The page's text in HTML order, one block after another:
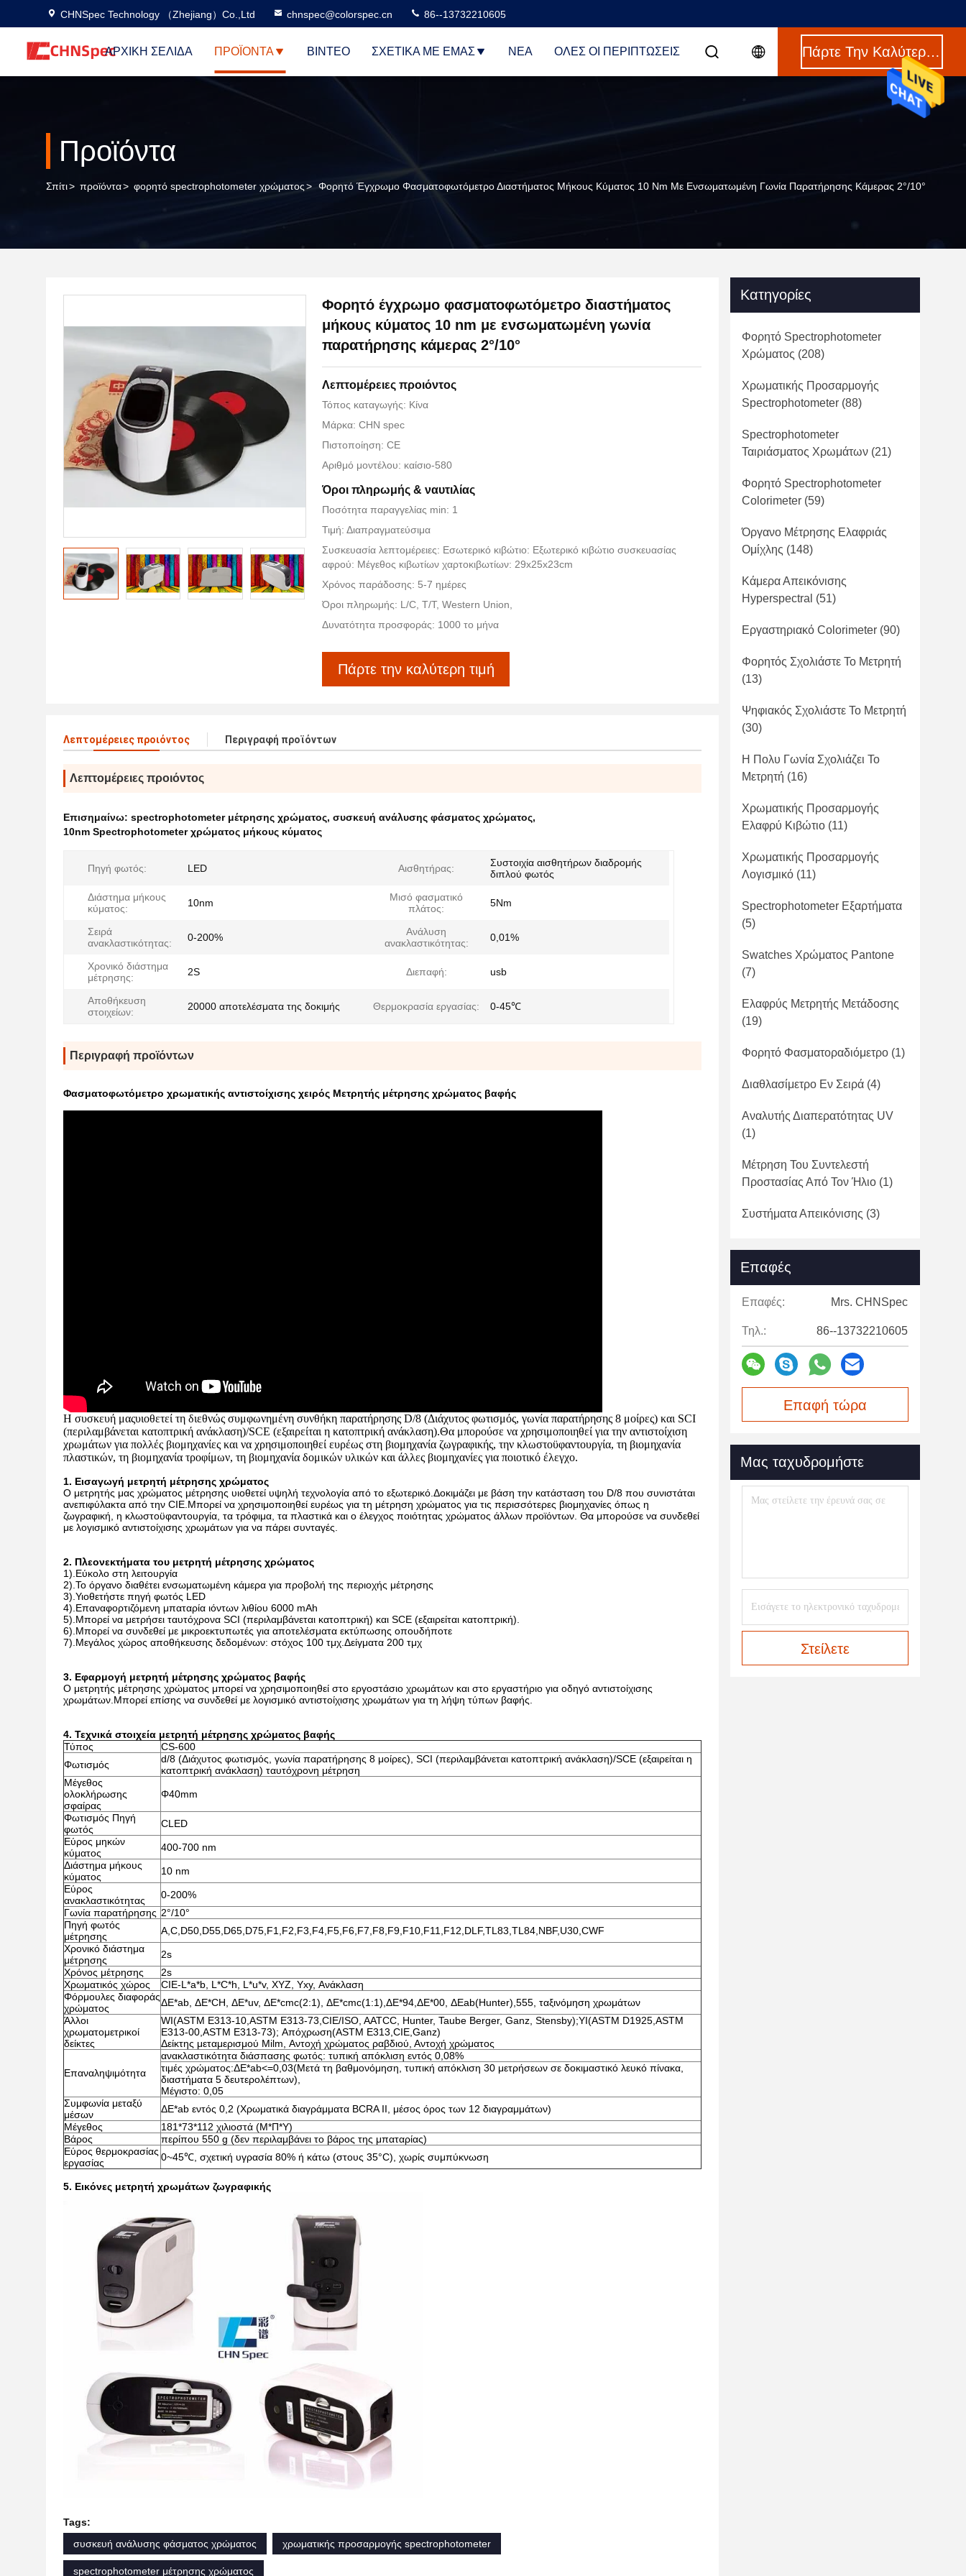
CHNSpec Technology （Zhejiang）Co.,Ltd chnspec@colorspec.cn 86--13732210605
ΑΡΧΙΚΉ ΣΕΛΊΔΑ ΠΡΟΪΌΝΤΑ ΒΊΝΤΕΟ ΣΧΕΤΙΚΆ ΜΕ ΕΜΆΣ ΝΈΑ ΌΛΕΣ ΟΙ ΠΕΡΙΠΤΏΣΕΙΣ Πάρτε Την Καλύτερη Τιμή
Προϊόντα
Σπίτι> προϊόντα> φορητό spectrophotometer χρώματος> Φορητό Έγχρωμο Φασματοφωτόμετρο Διαστήματος Μήκους Κύματος 10 Nm Με Ενσωματωμένη Γωνία Παρατήρησης Κάμερας 2°/10°
Φορητό έγχρωμο φασματοφωτόμετρο διαστήματος
μήκους κύματος 10 nm με ενσωματωμένη γωνία
παρατήρησης κάμερας 2°/10°
Λεπτομέρειες προιόντος
Τόπος καταγωγής: Κίνα
Μάρκα: CHN spec
Πιστοποίηση: CE
Αριθμό μοντέλου: καίσιο-580
Όροι πληρωμής & ναυτιλίας
Ποσότητα παραγγελίας min: 1
Τιμή: Διαπραγματεύσιμα
Συσκευασία λεπτομέρειες: Εσωτερικό κιβώτιο: Εξωτερικό κιβώτιο συσκευασίας
αφρού: Μέγεθος κιβωτίων χαρτοκιβωτίων: 29x25x23cm
Χρόνος παράδοσης: 5-7 ημέρες
Όροι πληρωμής: L/C, T/T, Western Union,
Δυνατότητα προσφοράς: 1000 το μήνα
Πάρτε την καλύτερη τιμή
Λεπτομέρειες προιόντος Περιγραφή προϊόντων
Λεπτομέρειες προιόντος
Επισημαίνω: spectrophotometer μέτρησης χρώματος, συσκευή ανάλυσης φάσματος χρώματος,
10nm Spectrophotometer χρώματος μήκους κύματος
Πηγή φωτός: LED Αισθητήρας:
Συστοιχία αισθητήρων διαδρομής
διπλού φωτός
Διάστημα μήκους
κύματος:
10nm
Μισό φασματικό
πλάτος:
5Nm
Σειρά
ανακλαστικότητας:
0-200%
Ανάλυση
ανακλαστικότητας:
0,01%
Χρονικό διάστημα
μέτρησης:
2S Διεπαφή: usb
Αποθήκευση
στοιχείων:
20000 αποτελέσματα της δοκιμής Θερμοκρασία εργασίας: 0-45℃
Περιγραφή προϊόντων
Φασματοφωτόμετρο χρωματικής αντιστοίχισης χειρός Μετρητής μέτρησης χρώματος βαφής
Η συσκευή μαςυιοθετεί τη διεθνώς συμφωνημένη συνθήκη παρατήρησης D/8 (Διάχυτος φωτισμός, γωνία παρατήρησης 8 μοίρες) και SCI
(περιλαμβάνεται κατοπτρική ανάκλαση)/SCE (εξαιρείται η κατοπτρική ανάκλαση).Θα μπορούσε να χρησιμοποιηθεί για την αντιστοίχιση
χρωμάτων για πολλές βιομηχανίες και να χρησιμοποιηθεί ευρέως στη βιομηχανία ζωγραφικής, την κλωστοϋφαντουργία, τη βιομηχανία
πλαστικών, τη βιομηχανία τροφίμων, τη βιομηχανία δομικών υλικών και άλλες βιομηχανίες για ποιοτικό έλεγχο.
1. Εισαγωγή μετρητή μέτρησης χρώματος
Ο μετρητής μας χρώματος μέτρησης υιοθετεί υψηλή τεχνολογία από το εξωτερικό.Δοκιμάζει με βάση την κατάσταση του D/8 που συνιστάται
ανεπιφύλακτα από την CIE.Μπορεί να χρησιμοποιηθεί ευρέως για τη μέτρηση χρώματος για τις περισσότερες βιομηχανίες όπως η
ζωγραφική, η κλωστοϋφαντουργία, τα τρόφιμα, τα πλαστικά και ο έλεγχος ποιότητας χρώματος άλλων προϊόντων. Θα μπορούσε να συνδεθεί
με λογισμικό αντιστοίχισης χρωμάτων για να πάρει συνταγές.
2. Πλεονεκτήματα του μετρητή μέτρησης χρώματος
1).Εύκολο στη λειτουργία
2).Το όργανο διαθέτει ενσωματωμένη κάμερα για προβολή της περιοχής μέτρησης
3).Υιοθετήστε πηγή φωτός LED
4).Επαναφορτιζόμενη μπαταρία ιόντων λιθίου 6000 mAh
5).Μπορεί να μετρήσει ταυτόχρονα SCI (περιλαμβάνεται κατοπτρική) και SCE (εξαιρείται κατοπτρική).
6).Μπορεί να συνδεθεί με μικροεκτυπωτές για αποτελέσματα εκτύπωσης οπουδήποτε
7).Μεγάλος χώρος αποθήκευσης δεδομένων: στόχος 100 τμχ.Δείγματα 200 τμχ
3. Εφαρμογή μετρητή μέτρησης χρώματος βαφής
Ο μετρητής μέτρησης χρώματος μπορεί να χρησιμοποιηθεί στο εργοστάσιο χρωμάτων και στο εργαστήριο για οδηγό αντιστοίχισης
χρωμάτων.Μπορεί επίσης να συνδεθεί με λογισμικό αντιστοίχισης χρωμάτων για τη λήψη τύπων βαφής.
4. Τεχνικά στοιχεία μετρητή μέτρησης χρώματος βαφής
Τύπος
CS-600
Φωτισμός
d/8 (Διάχυτος φωτισμός, γωνία παρατήρησης 8 μοίρες), SCI (περιλαμβάνεται κατοπτρική ανάκλαση)/SCE (εξαιρείται η
κατοπτρική ανάκλαση) ταυτόχρονη μέτρηση
Μέγεθος
ολοκλήρωσης
σφαίρας
Φ40mm
Φωτισμός Πηγή
φωτός
CLED
Εύρος μηκών
κύματος
400-700 nm
Διάστημα μήκους
κύματος
10 nm
Εύρος
ανακλαστικότητας
0-200%
Γωνία παρατήρησης 2°/10°
Πηγή φωτός
μέτρησης
A,C,D50,D55,D65,D75,F1,F2,F3,F4,F5,F6,F7,F8,F9,F10,F11,F12,DLF,TL83,TL84,NBF,U30,CWF
Χρονικό διάστημα
μέτρησης
2s
Χρόνος μέτρησης
2s
Χρωματικός χώρος
CIE-L*a*b, L*C*h, L*u*v, XYZ, Yxy, Ανάκλαση
Φόρμουλες διαφοράς
χρώματος
ΔE*ab, ΔE*CH, ΔE*uv, ΔE*cmc(2:1), ΔE*cmc(1:1),ΔE*94,ΔE*00, ΔEab(Hunter),555, ταξινόμηση χρωμάτων
Άλλοι
χρωματομετρικοί
δείκτες
WI(ASTM E313-10,ASTM E313-73,CIE/ISO, AATCC, Hunter, Taube Berger, Ganz, Stensby);YI(ASTM D1925,ASTM
E313-00,ASTM E313-73); Απόχρωση(ASTM E313,CIE,Ganz)
Δείκτης μεταμερισμού Milm, Αντοχή χρώματος ραβδιού, Αντοχή χρώματος
Επαναληψιμότητα
ανακλαστικότητα διάσπασης φωτός: τυπική απόκλιση εντός 0,08%
τιμές χρώματος:ΔE*ab<=0,03(Μετά τη βαθμονόμηση, τυπική απόκλιση 30 μετρήσεων σε δοκιμαστικό λευκό πίνακα,
διαστήματα 5 δευτερολέπτων),
Μέγιστο: 0,05
Συμφωνία μεταξύ
μέσων
ΔE*ab εντός 0,2 (Χρωματικά διαγράμματα BCRA II, μέσος όρος των 12 διαγραμμάτων)
Μέγεθος
181*73*112 χιλιοστά (Μ*Π*Υ)
Βάρος
περίπου 550 g (δεν περιλαμβάνει το βάρος της μπαταρίας)
Εύρος θερμοκρασίας
εργασίας
0~45℃, σχετική υγρασία 80% ή κάτω (στους 35°C), χωρίς συμπύκνωση
5. Εικόνες μετρητή χρωμάτων ζωγραφικής
Tags:
συσκευή ανάλυσης φάσματος χρώματος
χρωματικής προσαρμογής spectrophotometer
spectrophotometer μέτρησης χρώματος
Κατηγορίες
Φορητό Spectrophotometer
Χρώματος (208)
Χρωματικής Προσαρμογής
Spectrophotometer (88)
Spectrophotometer
Ταιριάσματος Χρωμάτων (21)
Φορητό Spectrophotometer
Colorimeter (59)
Όργανο Μέτρησης Ελαφριάς
Ομίχλης (148)
Κάμερα Απεικόνισης
Hyperspectral (51)
Εργαστηριακό Colorimeter (90)
Φορητός Σχολιάστε Το Μετρητή
(13)
Ψηφιακός Σχολιάστε Το Μετρητή
(30)
Η Πολυ Γωνία Σχολιάζει Το
Μετρητή (16)
Χρωματικής Προσαρμογής
Ελαφρύ Κιβώτιο (11)
Χρωματικής Προσαρμογής
Λογισμικό (11)
Spectrophotometer Εξαρτήματα
(5)
Swatches Χρώματος Pantone
(7)
Ελαφρύς Μετρητής Μετάδοσης
(19)
Φορητό Φασματοραδιόμετρο (1)
Διαθλασίμετρο Εν Σειρά (4)
Αναλυτής Διαπερατότητας UV
(1)
Μέτρηση Του Συντελεστή
Προστασίας Από Τον Ήλιο (1)
Συστήματα Απεικόνισης (3)
Επαφές
Επαφές: Mrs. CHNSpec
Τηλ.: 86--13732210605
Επαφή τώρα
Μας ταχυδρομήστε
Στείλετε